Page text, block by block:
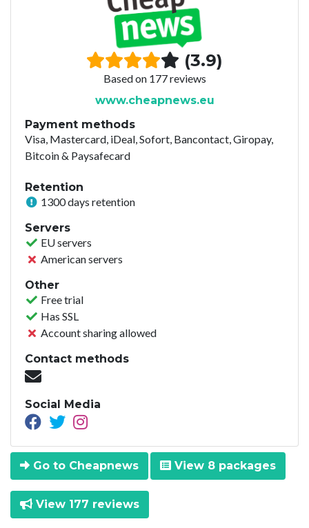
(3.9)
Based on 177 reviews
www.cheapnews.eu
Payment methods
Visa, Mastercard, iDeal, Sofort, Bancontact, Giropay,
Bitcoin & Paysafecard
Retention
1300 days retention
Servers
EU servers
American servers
Other
Free trial
Has SSL
Account sharing allowed
Contact methods
Social Media
Go to Cheapnews View 8 packages
View 177 reviews